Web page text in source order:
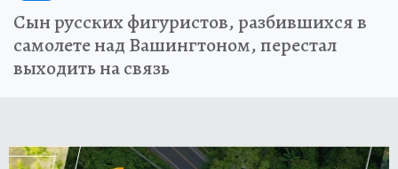
Сын русских фигуристов, разбившихся в
самолете над Вашингтоном, перестал
выходить на связь